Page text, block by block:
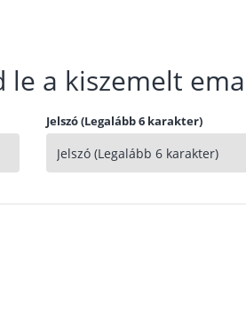
le a kiszemelt
Jelszó (Legalább 6 karakter)